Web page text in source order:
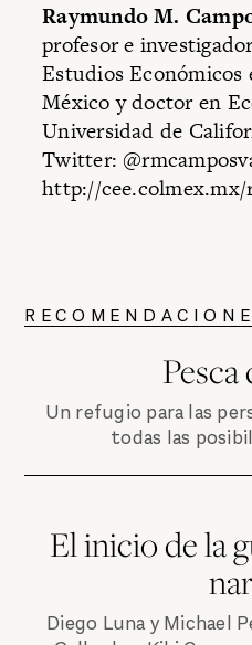
Raymundo M.
profesor e
Estudios Económicos
México y doctor en
Universidad de
Twitter:
http://
Pesca
Un refugio para las
todas las
El inicio de la
Diego Luna y Michael